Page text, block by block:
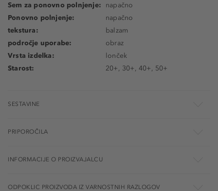
Sem za ponovno polnjenje:
napačno
Ponovno polnjenje:
napačno
tekstura:
balzam
področje uporabe:
obraz
Vrsta izdelka:
lonček
Starost:
20+, 30+, 40+, 50+
SESTAVINE
PRIPOROČILA
INFORMACIJE O PROIZVAJALCU
ODPOKLIC PROIZVODA IZ VARNOSTNIH RAZLOGOV